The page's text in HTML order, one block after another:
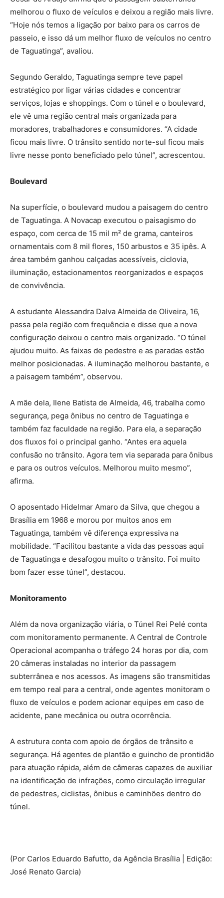
melhorou o fluxo de veículos e deixou a região mais livre.
“Hoje nós temos a ligação por baixo para os carros de
passeio, e isso dá um melhor fluxo de veículos no centro
de Taguatinga”, avaliou.
Segundo Geraldo, Taguatinga sempre teve papel
estratégico por ligar várias cidades e concentrar
serviços, lojas e shoppings. Com o túnel e o boulevard,
ele vê uma região central mais organizada para
moradores, trabalhadores e consumidores. “A cidade
ficou mais livre. O trânsito sentido norte-sul ficou mais
livre nesse ponto beneficiado pelo túnel”, acrescentou.
Boulevard
Na superfície, o boulevard mudou a paisagem do centro
de Taguatinga. A Novacap executou o paisagismo do
espaço, com cerca de 15 mil m² de grama, canteiros
ornamentais com 8 mil flores, 150 arbustos e 35 ipês. A
área também ganhou calçadas acessíveis, ciclovia,
iluminação, estacionamentos reorganizados e espaços
de convivência.
A estudante Alessandra Dalva Almeida de Oliveira, 16,
passa pela região com frequência e disse que a nova
configuração deixou o centro mais organizado. “O túnel
ajudou muito. As faixas de pedestre e as paradas estão
melhor posicionadas. A iluminação melhorou bastante, e
a paisagem também”, observou.
A mãe dela, Ilene Batista de Almeida, 46, trabalha como
segurança, pega ônibus no centro de Taguatinga e
também faz faculdade na região. Para ela, a separação
dos fluxos foi o principal ganho. “Antes era aquela
confusão no trânsito. Agora tem via separada para ônibus
e para os outros veículos. Melhorou muito mesmo”,
afirma.
O aposentado Hidelmar Amaro da Silva, que chegou a
Brasília em 1968 e morou por muitos anos em
Taguatinga, também vê diferença expressiva na
mobilidade. “Facilitou bastante a vida das pessoas aqui
de Taguatinga e desafogou muito o trânsito. Foi muito
bom fazer esse túnel”, destacou.
Monitoramento
Além da nova organização viária, o Túnel Rei Pelé conta
com monitoramento permanente. A Central de Controle
Operacional acompanha o tráfego 24 horas por dia, com
20 câmeras instaladas no interior da passagem
subterrânea e nos acessos. As imagens são transmitidas
em tempo real para a central, onde agentes monitoram o
fluxo de veículos e podem acionar equipes em caso de
acidente, pane mecânica ou outra ocorrência.
A estrutura conta com apoio de órgãos de trânsito e
segurança. Há agentes de plantão e guincho de prontidão
para atuação rápida, além de câmeras capazes de auxiliar
na identificação de infrações, como circulação irregular
de pedestres, ciclistas, ônibus e caminhões dentro do
túnel.
(Por Carlos Eduardo Bafutto, da Agência Brasília | Edição:
José Renato Garcia)